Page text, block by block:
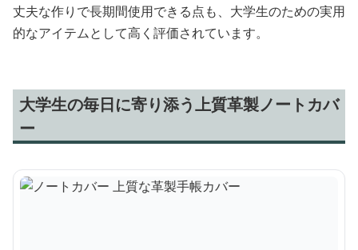
丈夫な作りで長期間使用できる点も、大学生のための実用
的なアイテムとして高く評価されています。
大学生の毎日に寄り添う上質革製ノートカバ
ー